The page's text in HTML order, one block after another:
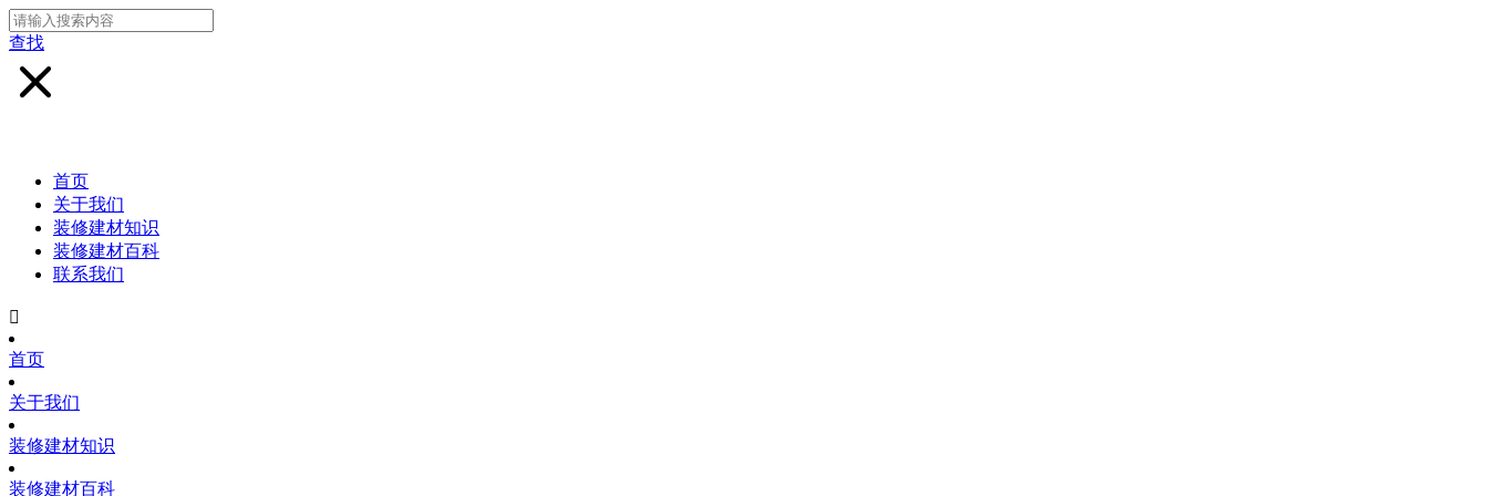
查找
首页
关于我们
装修建材知识
装修建材百科
联系我们

首页
关于我们
装修建材知识
装修建材百科